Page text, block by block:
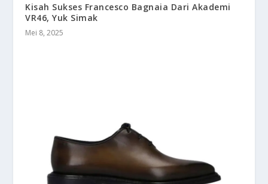
Kisah Sukses Francesco Bagnaia Dari Akademi
VR46, Yuk Simak
Mei 8, 2025